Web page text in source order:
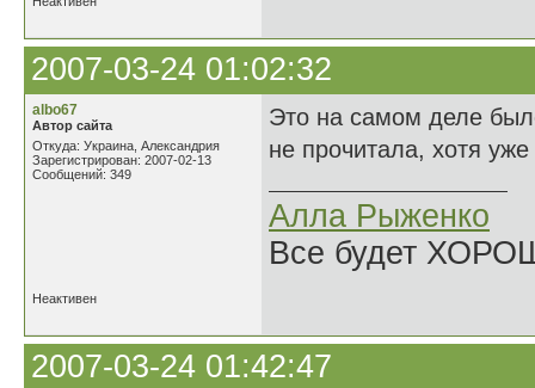
2007-03-24 01:02:32
albo67
Автор сайта
Откуда: Украина, Александрия
Зарегистрирован: 2007-02-13
Сообщений: 349
Это на самом деле
не прочитала, хотя
Алла Рыженко
Все будет
Неактивен
2007-03-24 01:42:47